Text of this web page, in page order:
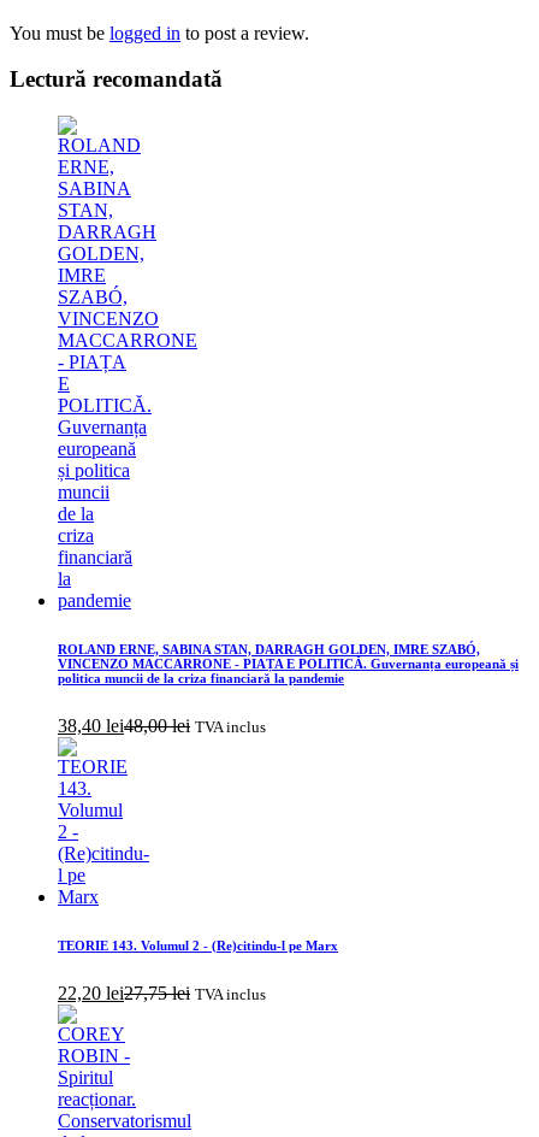
You must be logged in to post a review.
Lectură recomandată
ROLAND ERNE, SABINA STAN, DARRAGH GOLDEN, IMRE SZABÓ,
VINCENZO MACCARRONE - PIAȚA E POLITICĂ. Guvernanța europeană și
politica muncii de la criza financiară la pandemie
38,40 lei48,00lei TVA inclus
TEORIE 143. Volumul 2 - (Re)citindu-l pe Marx
22,20 lei27,75lei TVA inclus